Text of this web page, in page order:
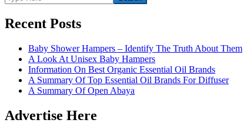
Recent Posts
Baby Shower Hampers – Identify The Truth About Them
A Look At Unisex Baby Hampers
Information On Best Organic Essential Oil Brands
A Summary Of Top Essential Oil Brands For Diffuser
A Summary Of Open Abaya
Advertise Here